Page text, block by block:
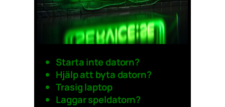
Starta inte datorn?
Hjälp att byta datorn?
Trasig laptop
Laggar speldatorn?